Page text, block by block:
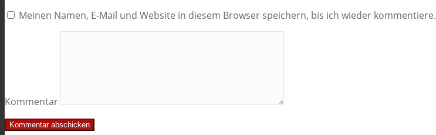
Meinen Namen, E-Mail und Website in diesem Browser speichern, bis ich wieder kommentiere.
Kommentar